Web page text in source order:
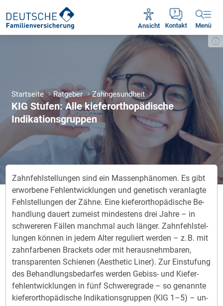
Kontakt
Ansicht Menü
Mo - Fr 09:00 - 18:30 Uhr
Startseite Ratgeber Zahngesundheit
KIG Stufen: Alle kieferorthopädische
Indikationsgruppen
Zahn­fehl­stel­lun­gen sind ein Mas­sen­phä­no­men. Es gibt
er­wor­be­ne Fehl­ent­wick­lun­gen und ge­ne­tisch ver­an­lag­te
Fehl­stel­lun­gen der Zäh­ne. Ei­ne kie­fer­or­tho­pä­di­sche Be­
hand­lung dau­ert zu­meist min­des­tens drei Jah­re – in
schwe­re­ren Fäl­len manch­mal auch län­ger. Zahn­fehl­stel­
lun­gen kön­nen in je­dem Al­ter re­gu­liert wer­den – z. B. mit
zahn­far­be­nen Brack­ets oder mit her­aus­nehm­ba­ren,
trans­pa­ren­ten Schie­nen (Ae­sthe­tic Li­ner). Zur Ein­stu­fung
des Be­hand­lungs­be­dar­fes wer­den Ge­biss- und Kie­fer­
fehl­ent­wick­lun­gen in fünf Schwe­re­gra­de – so ge­nann­te
kie­fer­or­tho­pä­di­sche In­di­ka­tions­grup­pen (KIG 1–5) – un­